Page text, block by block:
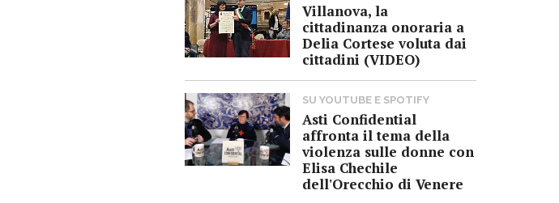
Villanova, la
cittadinanza onoraria a
Delia Cortese voluta dai
cittadini (VIDEO)
SU YOUTUBE E SPOTIFY
Asti Confidential
affronta il tema della
violenza sulle donne con
Elisa Chechile
dell'Orecchio di Venere